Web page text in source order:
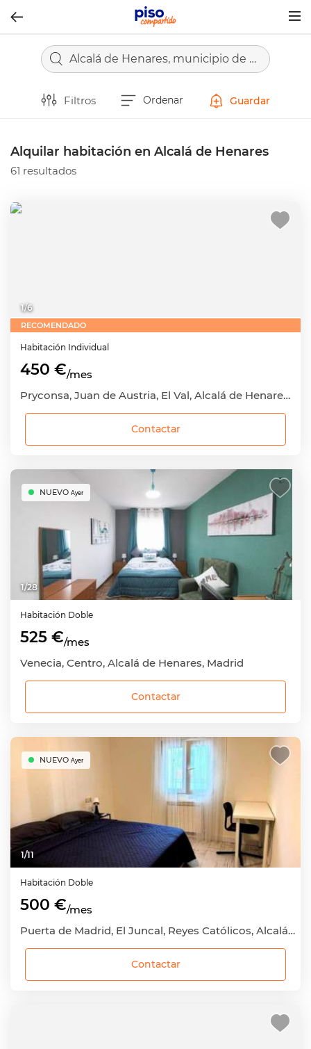
Alcalá de Henares, municipio de Madrid
Filtros Ordenar Guardar
Alquilar habitación en Alcalá de Henares
61 resultados
1/6
RECOMENDADO
Habitación Individual
450 €/mes
Pryconsa, Juan de Austria, El Val, Alcalá de Henares, Madrid
Contactar
1/28
NUEVO Ayer
Habitación Doble
525 €/mes
Venecia, Centro, Alcalá de Henares, Madrid
Contactar
1/11
NUEVO Ayer
Habitación Doble
500 €/mes
Puerta de Madrid, El Juncal, Reyes Católicos, Alcalá de Henares, Madrid
Contactar